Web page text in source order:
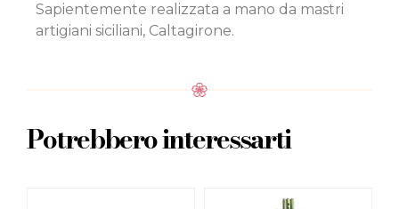
Sapientemente realizzata a mano da mastri
artigiani siciliani, Caltagirone.
Potrebbero interessarti